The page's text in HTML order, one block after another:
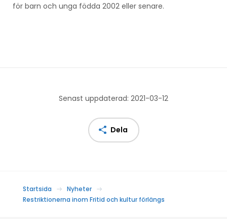
för barn och unga födda 2002 eller senare.
Senast uppdaterad: 2021-03-12
Dela
Startsida
Nyheter
Restriktionerna inom Fritid och kultur förlängs